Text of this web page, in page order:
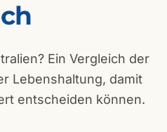
Ein Vergleich der
Lebenshaltung, damit
entscheiden können.